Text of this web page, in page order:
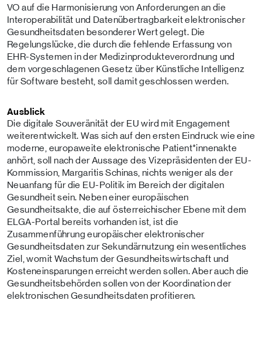
VO auf die Harmonisierung von Anforderungen an die
Interoperabilität und Daten­übertrag­bar­keit elektronischer
Gesundheitsdaten besonderer Wert gelegt. Die
Regelungslücke, die durch die fehlende Erfassung von
EHR-Systemen in der Medizin­produkte­verordnung und
dem vorgeschlagenen Gesetz über Künstliche Intelligenz
für Software besteht, soll damit geschlossen werden.
Ausblick
Die digitale Souveränität der EU wird mit Engagement
weiterentwickelt. Was sich auf den ersten Eindruck wie eine
moderne, europaweite elektronische Patient*innenakte
anhört, soll nach der Aussage des Vizepräsidenten der EU-
Kommission, Margaritis Schinas, nichts weniger als der
Neuanfang für die EU-Politik im Bereich der digitalen
Gesundheit sein. Neben einer europäischen
Gesundheitsakte, die auf österreichischer Ebene mit dem
ELGA-Portal bereits vorhanden ist, ist die
Zusammenführung europäischer elektronischer
Gesundheits­daten zur Sekundärnutzung ein wesentliches
Ziel, womit Wachstum der Gesundheitswirtschaft und
Kosteneinsparungen erreicht werden sollen. Aber auch die
Gesundheitsbehörden sollen von der Koordination der
elektronischen Gesundheitsdaten profitieren.